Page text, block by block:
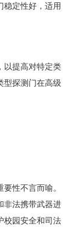
稳定性好，适用
提高对特定类
型探测门在高级
性不言而喻。
非法携带武器进
校园安全和司法